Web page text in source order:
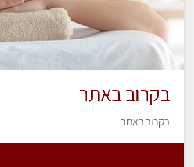
בקרוב באתר
בקרוב באתר